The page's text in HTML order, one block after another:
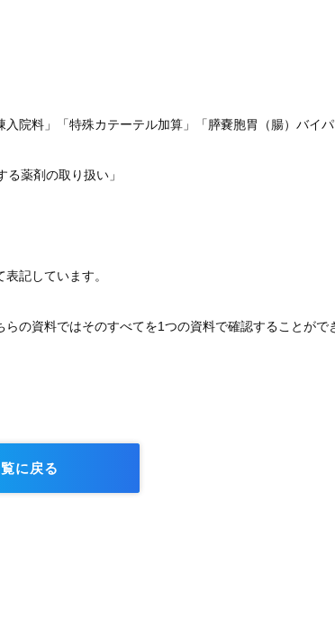
院料」「特殊カテーテル加算」「膵嚢胞胃（腸）バイパ
薬剤の取り扱い」
記しています。
の資料ではそのすべてを1つの資料で確認することがで
に戻る